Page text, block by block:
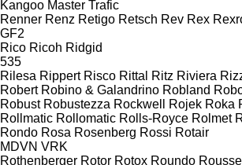
Kangoo Master Trafic
Renner Renz Retigo Retsch Rev Rex
GF2
Rico Ricoh Ridgid
535
Rilesa Rippert Risco Rittal Ritz Riviera
Robert Robino & Galandrino Robland
Robust Robustezza Rockwell Rojek Roka
Rollmatic Rollomatic Rolls-Royce Rolmet
Rondo Rosa Rosenberg Rossi Rotair
MDVN VRK
Rothenberger Rotor Rotox Roundo